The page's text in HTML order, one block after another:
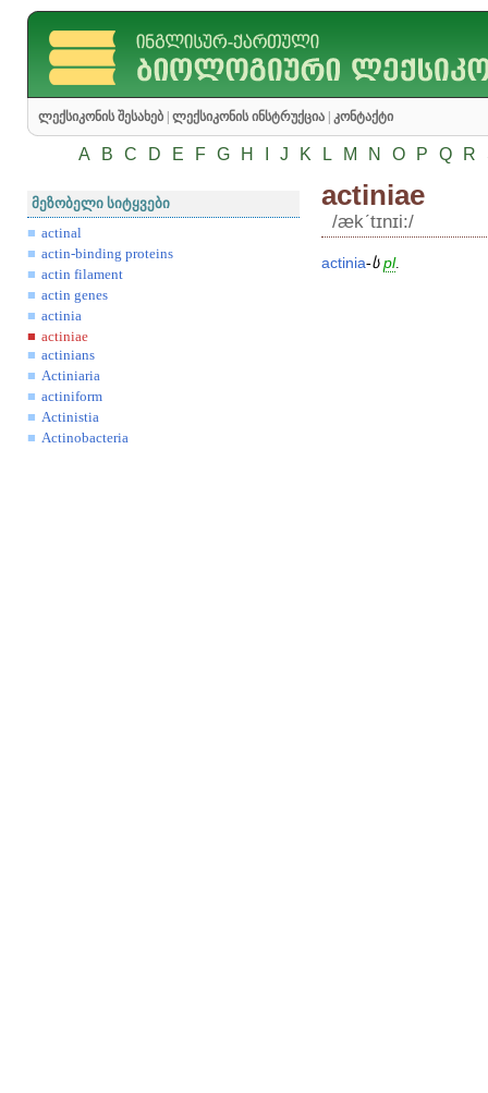
ლექსიკონის შესახებ ლექსიკონის ინსტრუქცია კონტაქტი
A B C D E F G H J K L M N O P Q R
მეზობელი სიტყვები
actinal
actin-binding proteins
actin filament
actin genes
actinia
actiniae
actinians
Actiniaria
actiniform
Actinistia
Actinobacteria
actiniae
/ækʹtɪnɪi:/
actinia-ს pl.